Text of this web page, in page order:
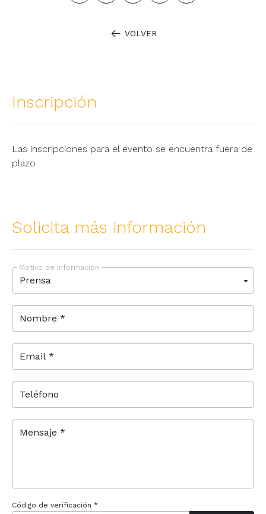
VOLVER
Inscripción
Las inscripciones para el evento se encuentra fuera de
plazo
Solicita más información
Motivo de información
Nombre *
Email *
Teléfono
Mensaje *
Código de verificación *